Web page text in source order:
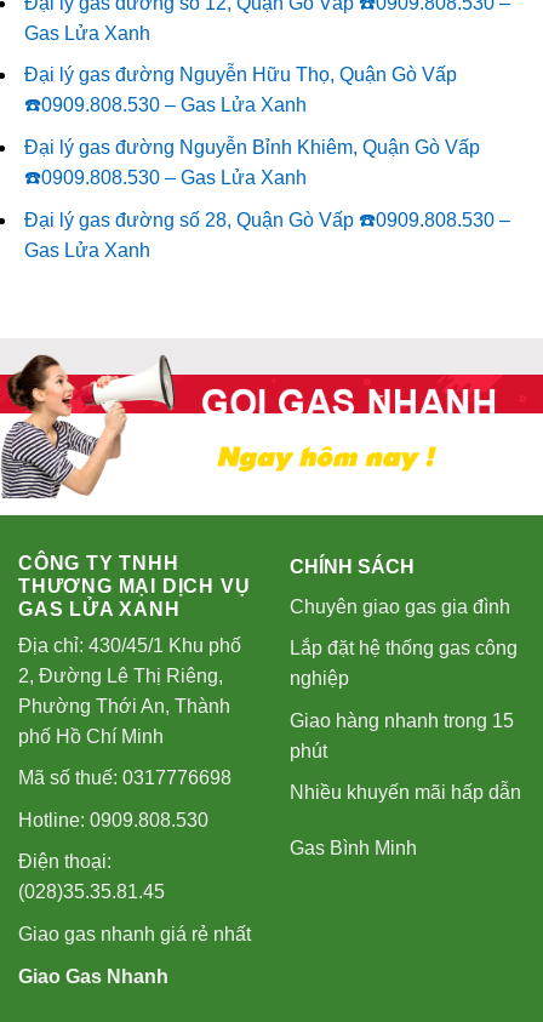
Gas Lửa Xanh
Đại lý gas đường Nguyễn Hữu Thọ, Quận Gò Vấp
☎️0909.808.530 – Gas Lửa Xanh
Đại lý gas đường Nguyễn Bỉnh Khiêm, Quận Gò Vấp
☎️0909.808.530 – Gas Lửa Xanh
Đại lý gas đường số 28, Quận Gò Vấp ☎️0909.808.530 –
Gas Lửa Xanh
CÔNG TY TNHH
THƯƠNG MẠI DỊCH VỤ
GAS LỬA XANH
Địa chỉ: 430/45/1 Khu phố
2, Đường Lê Thị Riêng,
Phường Thới An, Thành
phố Hồ Chí Minh
Mã số thuế: 0317776698
Hotline: 0909.808.530
Điện thoại:
(028)35.35.81.45
Giao gas nhanh giá rẻ nhất
Giao Gas Nhanh
CHÍNH SÁCH
Chuyên giao gas gia đình
Lắp đặt hệ thống gas công
nghiệp
Giao hàng nhanh trong 15
phút
Nhiều khuyến mãi hấp dẫn
Gas Bình Minh